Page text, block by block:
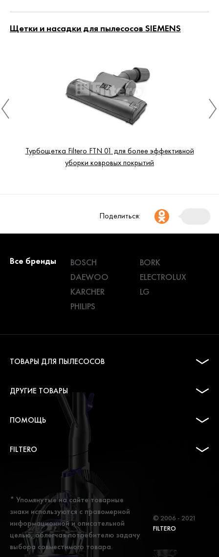
Щетки и насадки для пылесосов SIEMENS
Турбощетка Filtero FTN 01 для более эффективной
уборки ковровых покрытий
Поделиться:
Все бренды BOSCH
BORK
DAEWOO
ELECTROLUX
KARCHER
LG
PHILIPS
ТОВАРЫ ДЛЯ ПЫЛЕСОСОВ
ДРУГИЕ ТОВАРЫ
ПОМОЩЬ
FILTERO
* Упомянутые на сайте товарные
знаки используются с правомерной
информационной и описательной
целью, облегчая потребителю задачу
выбора совместимого товара.
© 2006 - 2021
FILTERO